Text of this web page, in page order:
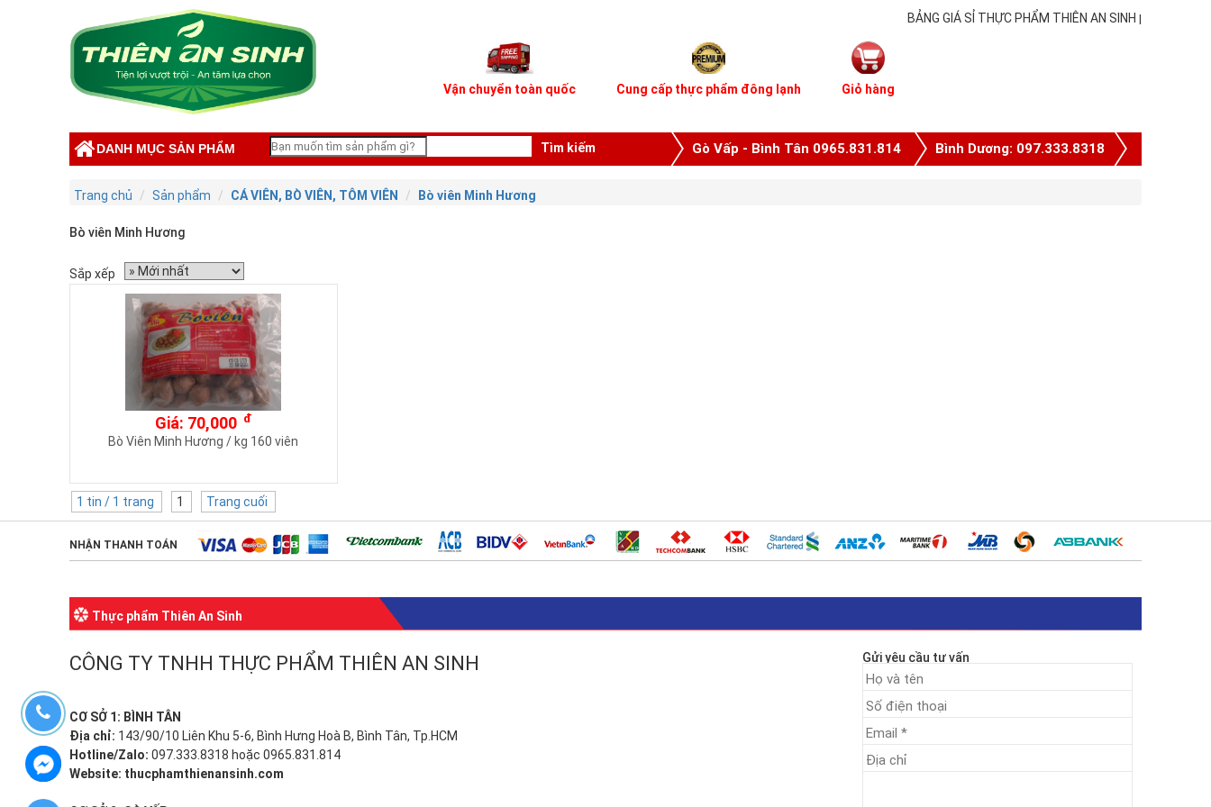
BẢNG GIÁ SỈ THỰC PHẨM THIÊN AN SINH |
Vận chuyển toàn quốc Cung cấp thực phẩm đông lạnh Giỏ hàng
DANH MỤC SẢN PHẨM Gò Vấp - Bình Tân 0965.831.814 Bình Dương: 097.333.8318
Trang chủ Sản phẩm CÁ VIÊN, BÒ VIÊN, TÔM VIÊN Bò viên Minh Hương
Bò viên Minh Hương
Sắp xếp
Giá: 70,000 đ
Bò Viên Minh Hương / kg 160 viên
1 tin / 1 trang 1 Trang cuối
NHẬN THANH TOÁN
Thực phẩm Thiên An Sinh
CÔNG TY TNHH THỰC PHẨM THIÊN AN SINH
CƠ SỞ 1: BÌNH TÂN
Địa chỉ: 143/90/10 Liên Khu 5-6, Bình Hưng Hoà B, Bình Tân, Tp.HCM
Hotline/Zalo: 097.333.8318 hoặc 0965.831.814
Website: thucphamthienansinh.com
Gửi yêu cầu tư vấn